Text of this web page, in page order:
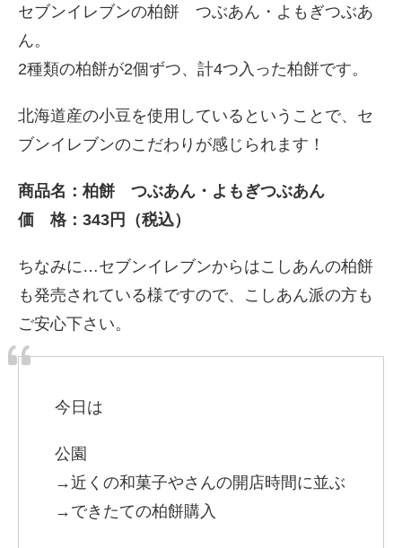
セブンイレブンの柏餅 つぶあん・よもぎつぶあ
ん。
2種類の柏餅が2個ずつ、計4つ入った柏餅です。
北海道産の小豆を使用しているということで、セ
ブンイレブンのこだわりが感じられます！
商品名：柏餅 つぶあん・よもぎつぶあん
価 格：343円（税込）
ちなみに…セブンイレブンからはこしあんの柏餅
も発売されている様ですので、こしあん派の方も
ご安心下さい。
今日は
公園
→近くの和菓子やさんの開店時間に並ぶ
→できたての柏餅購入